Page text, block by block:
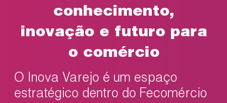
conhecimento,
inovação e futuro para
o comércio
O Inova Varejo é um espaço
estratégico dentro do Fecomércio